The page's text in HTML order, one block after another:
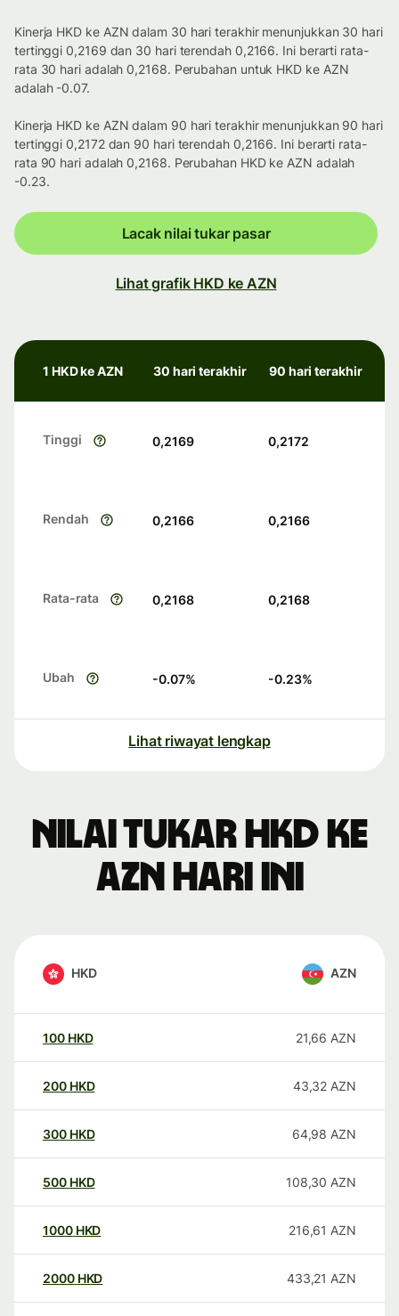
Kinerja HKD ke AZN dalam 30 hari terakhir menunjukkan 30 hari
tertinggi 0,2169 dan 30 hari terendah 0,2166. Ini berarti rata-
rata 30 hari adalah 0,2168. Perubahan untuk HKD ke AZN
adalah -0.07.
Kinerja HKD ke AZN dalam 90 hari terakhir menunjukkan 90 hari
tertinggi 0,2172 dan 90 hari terendah 0,2166. Ini berarti rata-
rata 90 hari adalah 0,2168. Perubahan HKD ke AZN adalah
-0.23.
Lacak nilai tukar pasar
Lihat grafik HKD ke AZN
1 HKD ke AZN 30 hari terakhir 90 hari terakhir
Tinggi 0,2169 0,2172
Rendah 0,2166 0,2166
Rata-rata 0,2168 0,2168
Ubah -0.07% -0.23%
Lihat riwayat lengkap
Nilai tukar HKD ke
AZN hari ini
HKD AZN
100 HKD 21,66 AZN
200 HKD 43,32 AZN
300 HKD 64,98 AZN
500 HKD 108,30 AZN
1000 HKD 216,61 AZN
2000 HKD 433,21 AZN